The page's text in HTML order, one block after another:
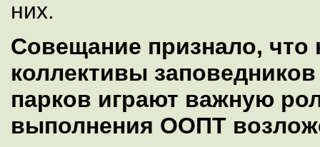
них.
Совещание признало, что
коллективы
парков играют важную
выполнения ООПТ